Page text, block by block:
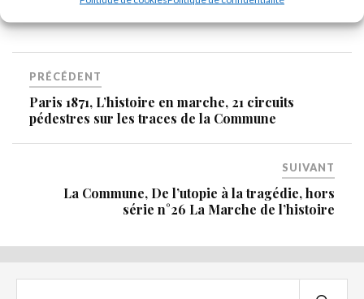
PRÉCÉDENT
Paris 1871, L’histoire en marche, 21 circuits
pédestres sur les traces de la Commune
SUIVANT
La Commune, De l’utopie à la tragédie, hors
série n°26 La Marche de l’histoire